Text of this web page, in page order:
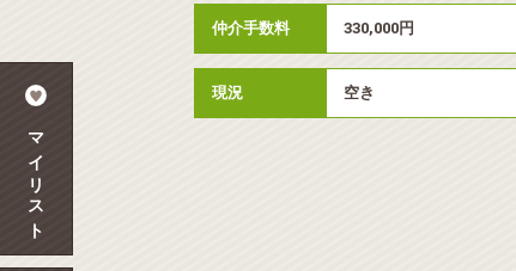
仲介手数料 330,000円
現況 空き
マイリスト